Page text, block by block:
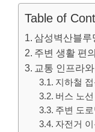
Table of
삼성벽산블루
주변 생활 편
교통 인프라
지하철 접
버스 노
주변 도
자전거